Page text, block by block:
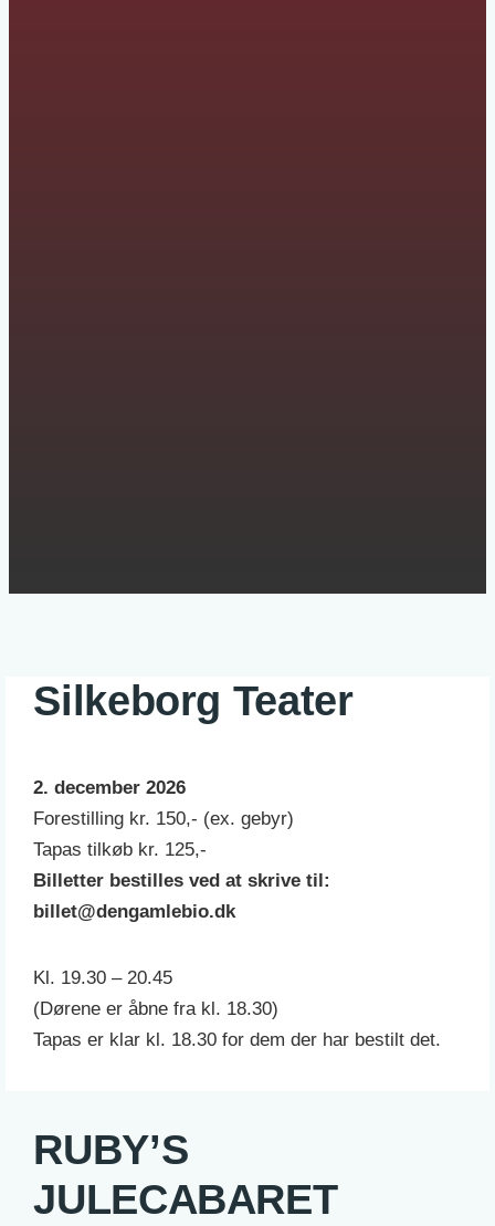
Silkeborg Teater
2. december 2026
Forestilling kr. 150,- (ex. gebyr)
Tapas tilkøb kr. 125,-
Billetter bestilles ved at skrive til:
billet@dengamlebio.dk
Kl. 19.30 – 20.45
(Dørene er åbne fra kl. 18.30)
Tapas er klar kl. 18.30 for dem der har bestilt det.
RUBY’S
JULECABARET